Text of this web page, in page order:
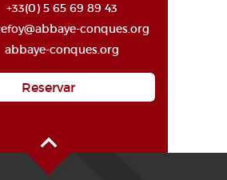
+33(0) 5 65 69 89 43
conques.org
abbaye-conques.org
Reservar